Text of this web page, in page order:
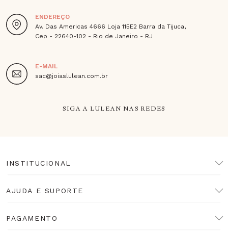
ENDEREÇO
Av. Das Americas 4666 Loja 115E2 Barra da Tijuca,
Cep - 22640-102 - Rio de Janeiro - RJ
E-MAIL
sac@joiaslulean.com.br
SIGA A LULEAN NAS REDES
INSTITUCIONAL
AJUDA E SUPORTE
PAGAMENTO